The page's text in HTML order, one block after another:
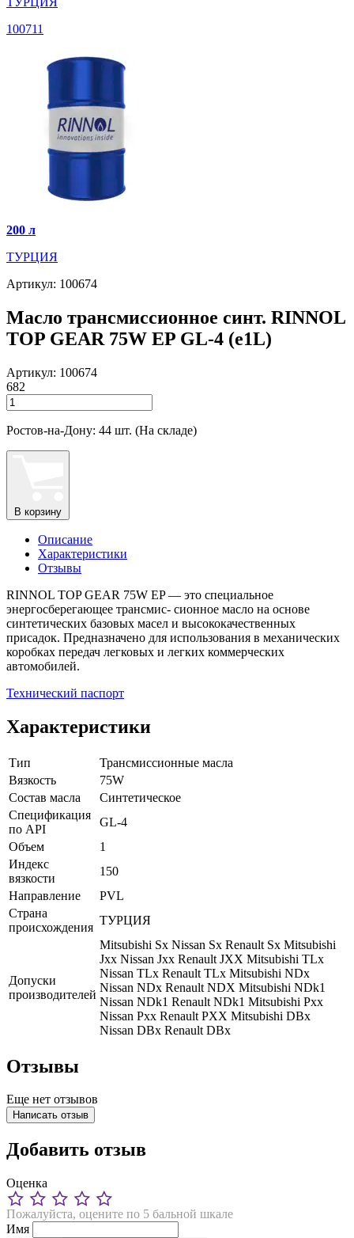
100711
200 л
ТУРЦИЯ
Артикул: 100674
Масло трансмиссионное синт. RINNOL
TOP GEAR 75W EP GL-4 (e1L)
Артикул: 100674
682
Ростов-на-Дону: 44 шт. (На складе)
В корзину
Описание
Характеристики
Отзывы
RINNOL TOP GEAR 75W EP — это специальное
энергосберегающее трансмис- сионное масло на основе
синтетических базовых масел и высококачественных
присадок. Предназначено для использования в механических
коробках передач легковых и легких коммерческих
автомобилей.
Технический паспорт
Характеристики
Тип
Трансмиссионные масла
Вязкость
75W
Состав масла
Синтетическое
Спецификация
по API
GL-4
Объем
1
Индекс
вязкости
150
Направление
PVL
Страна
происхождения
ТУРЦИЯ
Допуски
производителей
Mitsubishi Sx Nissan Sx Renault Sx Mitsubishi
Jxx Nissan Jxx Renault JXX Mitsubishi TLx
Nissan TLx Renault TLx Mitsubishi NDx
Nissan NDx Renault NDX Mitsubishi NDk1
Nissan NDk1 Renault NDk1 Mitsubishi Pxx
Nissan Pxx Renault PXX Mitsubishi DBx
Nissan DBx Renault DBx
Отзывы
Еще нет отзывов
Написать отзыв
Добавить отзыв
Оценка
Пожалуйста, оцените по 5 бальной шкале
Имя